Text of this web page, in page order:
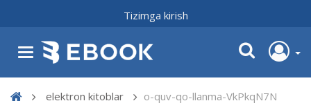
Tizimga kirish
elektron kitoblar o-quv-qo-llanma-VkPkqN7N